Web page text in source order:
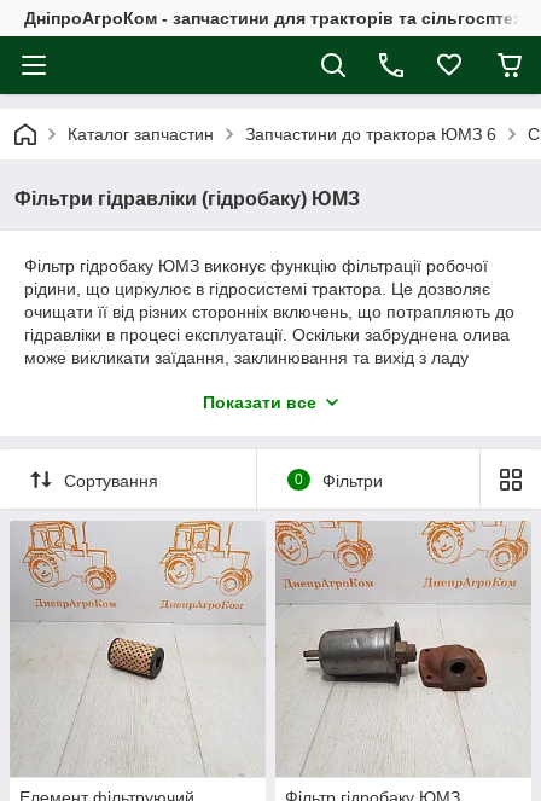
ДніпроАгроКом - запчастини для тракторів та
Каталог запчастин Запчастини до трактора ЮМЗ 6
Фільтри гідравліки (гідробаку) ЮМЗ
Фільтр гідробаку ЮМЗ виконує функцію фільтрації робочої
рідини, що циркулює в гідросистемі трактора. Це дозволяє
очищати її від різних сторонніх включень, що потрапляють до
гідравліки в процесі експлуатації. Оскільки забруднена олива
може викликати заїдання, заклинювання та вихід з ладу
цей процес забезпечує їх захист від пошкоджень.
Показати все
Сортування 0 Фільтри